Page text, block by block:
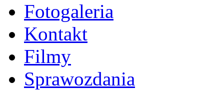
Fotogaleria
Kontakt
Filmy
Sprawozdania